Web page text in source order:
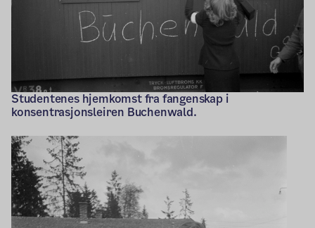
Studentenes hjemkomst fra fangenskap i
konsentrasjonsleiren Buchenwald.